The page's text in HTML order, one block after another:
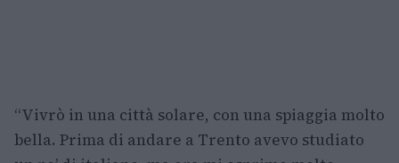
“Vivrò in una città solare, con una spiaggia molto
bella. Prima di andare a Trento avevo studiato